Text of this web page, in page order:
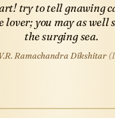
try to tell gnawing
lover; you may as well
the surging sea.
Ramachandra Dikshitar